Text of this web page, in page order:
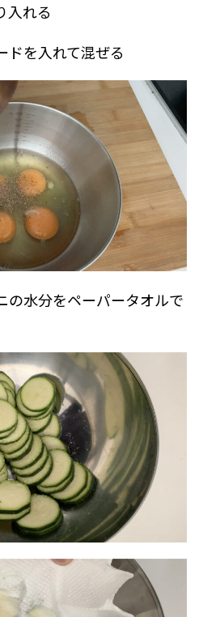
入れる
を入れて混ぜる
水分をペーパータオルで